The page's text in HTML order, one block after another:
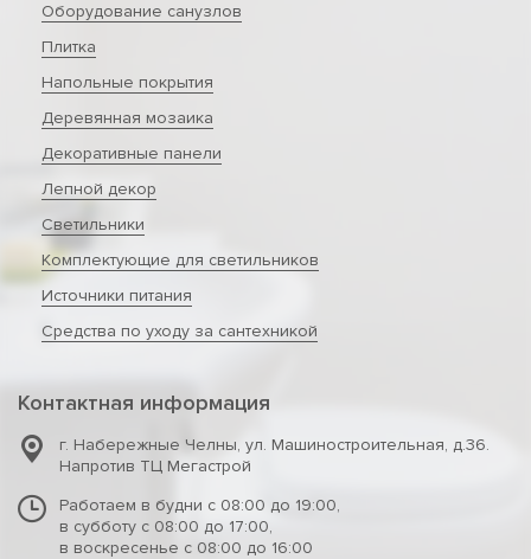
Оборудование санузлов
Плитка
Напольные покрытия
Деревянная мозаика
Декоративные панели
Лепной декор
Светильники
Комплектующие для светильников
Источники питания
Средства по уходу за сантехникой
Контактная информация
г. Набережные Челны, ул. Машиностроительная, д.36.
Напротив ТЦ Мегастрой
Работаем в будни с 08:00 до 19:00,
в субботу с 08:00 до 17:00,
в воскресенье с 08:00 до 16:00